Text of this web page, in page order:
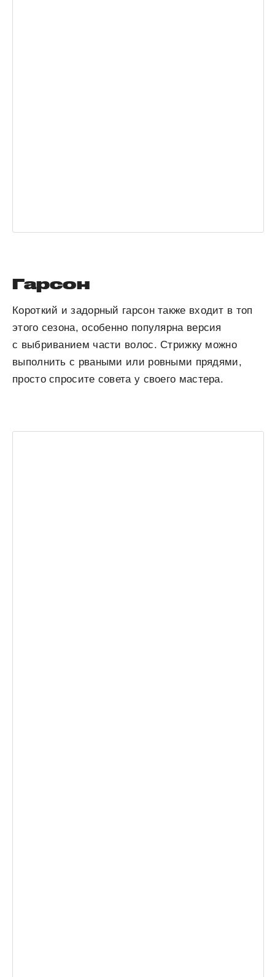
Гарсон
Короткий и задорный гарсон также входит в топ
этого сезона, особенно популярна версия
с выбриванием части волос. Стрижку можно
выполнить с рваными или ровными прядями,
просто спросите совета у своего мастера.